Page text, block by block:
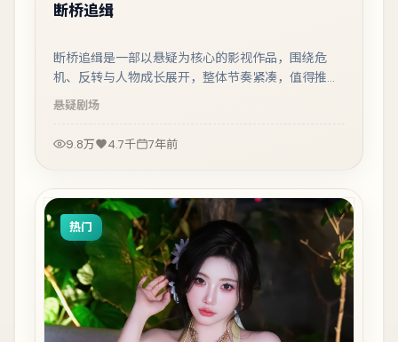
断桥追缉
断桥追缉是一部以悬疑为核心的影视作品，围绕危
机、反转与人物成长展开，整体节奏紧凑，值得推荐
观看。
悬疑剧场
9.8万 4.7千 7年前
热门